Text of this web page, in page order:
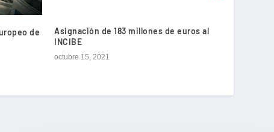
de
Asignación de 183 millones de euros al
INCIBE
octubre 15, 2021